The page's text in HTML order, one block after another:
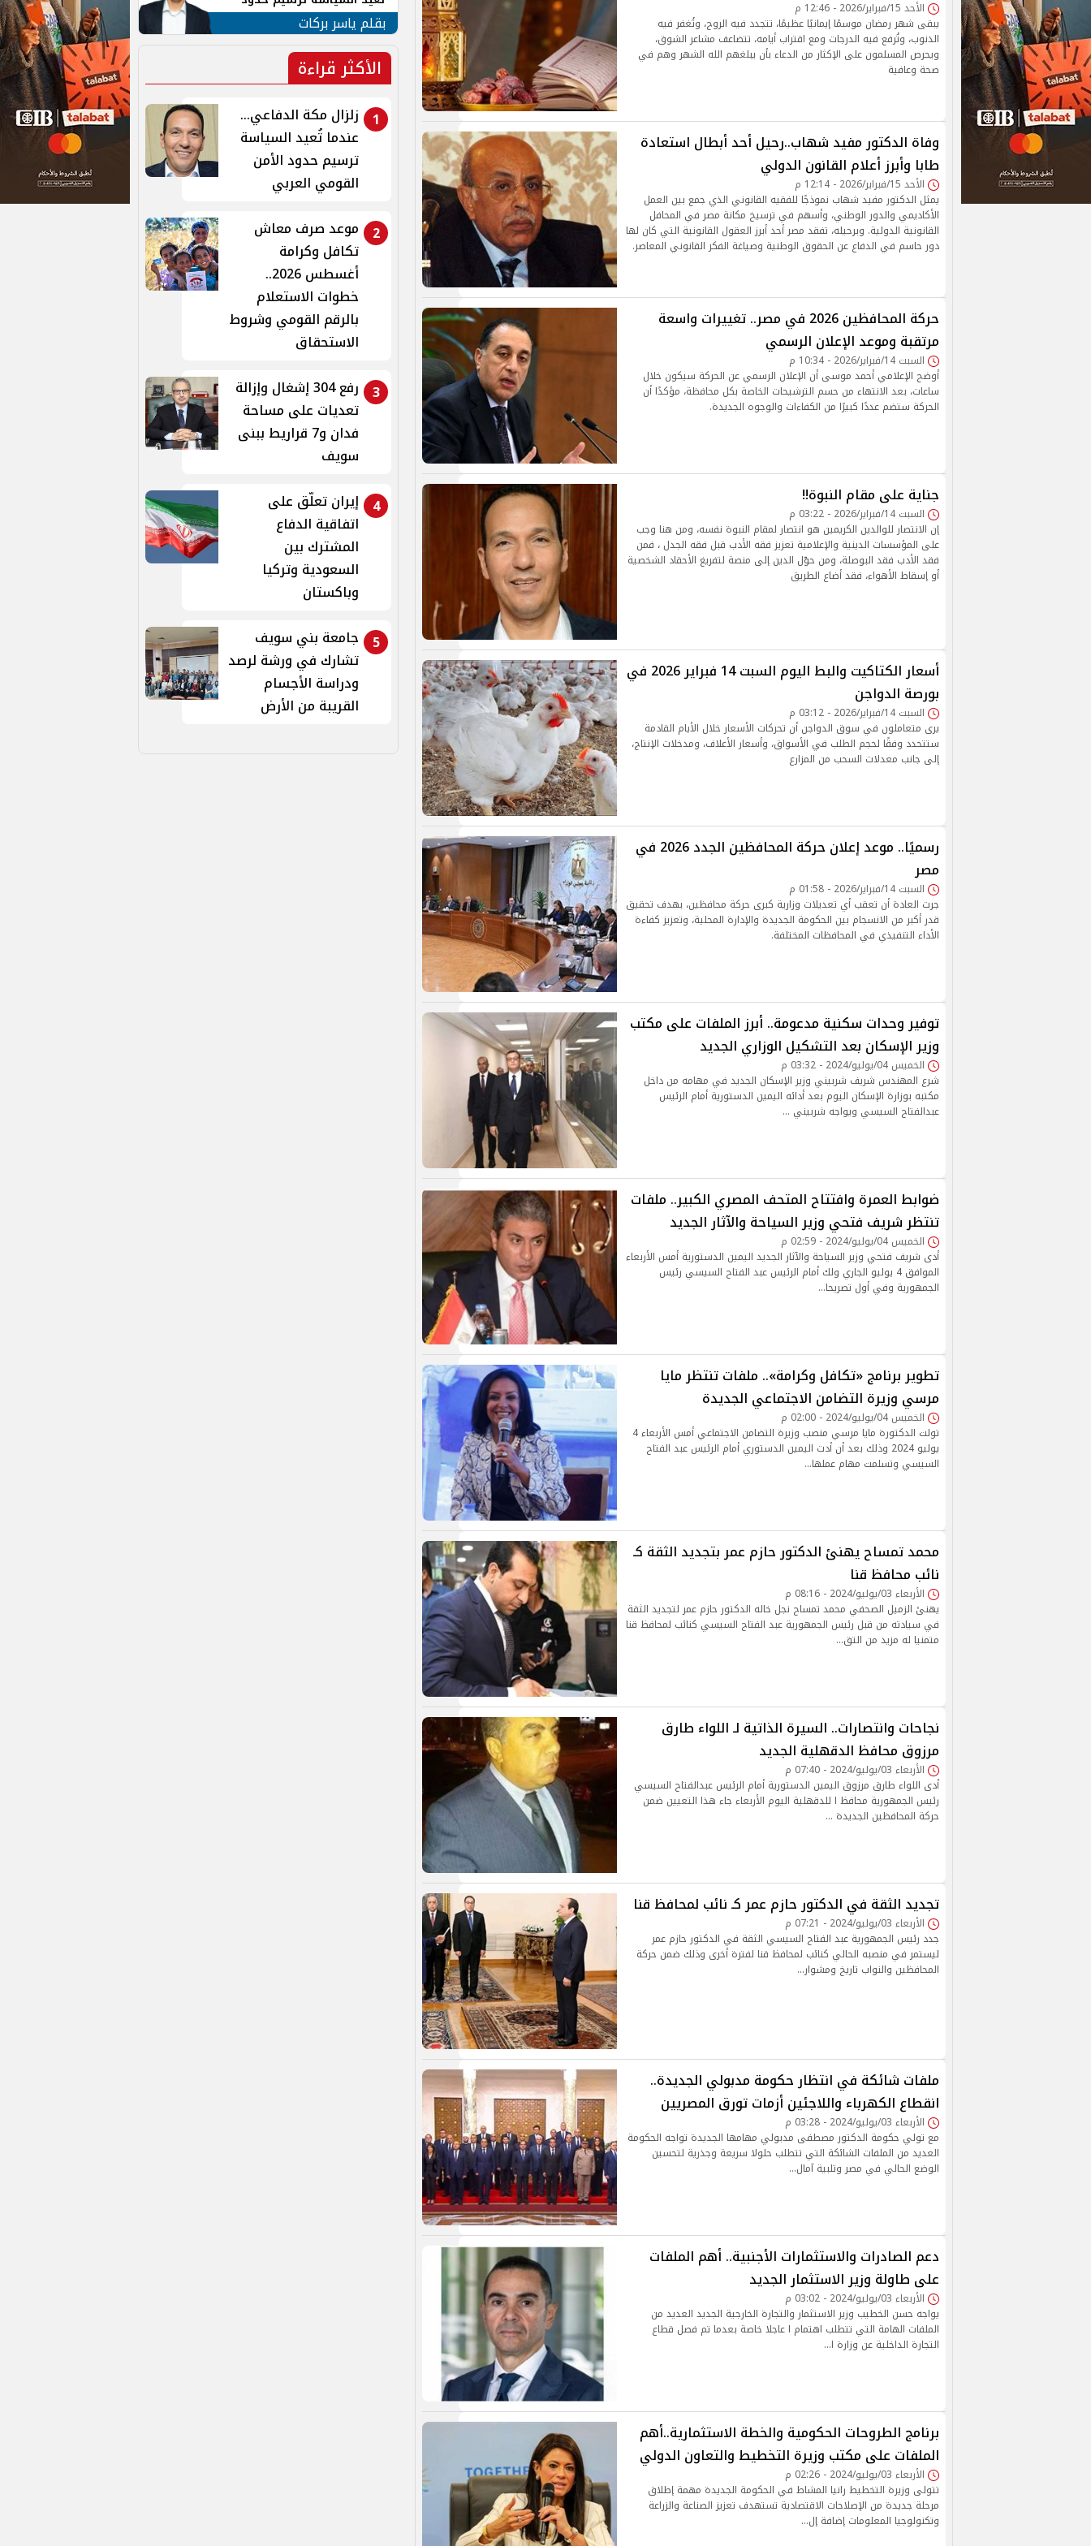
الأحد 15/فبراير/2026 - 12:46 م
يبقى شهر رمضان موسمًا إيمانيًا عظيمًا، تتجدد فيه الروح، وتُغفر فيه
الذنوب، وتُرفع فيه الدرجات ومع اقتراب أيامه، تتضاعف مشاعر الشوق،
ويحرص المسلمون على الإكثار من الدعاء بأن يبلغهم الله الشهر وهم في
صحة وعافية
وفاة الدكتور مفيد شهاب..رحيل أحد أبطال استعادة
طابا وأبرز أعلام القانون الدولي
الأحد 15/فبراير/2026 - 12:14 م
يمثل الدكتور مفيد شهاب نموذجًا للفقيه القانوني الذي جمع بين العمل
الأكاديمي والدور الوطني، وأسهم في ترسيخ مكانة مصر في المحافل
القانونية الدولية. وبرحيله، تفقد مصر أحد أبرز العقول القانونية التي كان لها
دور حاسم في الدفاع عن الحقوق الوطنية وصياغة الفكر القانوني المعاصر.
حركة المحافظين 2026 في مصر.. تغييرات واسعة
مرتقبة وموعد الإعلان الرسمي
السبت 14/فبراير/2026 - 10:34 م
أوضح الإعلامي أحمد موسى أن الإعلان الرسمي عن الحركة سيكون خلال
ساعات، بعد الانتهاء من حسم الترشيحات الخاصة بكل محافظة، مؤكدًا أن
الحركة ستضم عددًا كبيرًا من الكفاءات والوجوه الجديدة.
جناية على مقام النبوة!!
السبت 14/فبراير/2026 - 03:22 م
إن الانتصار للوالدين الكريمين هو انتصار لمقام النبوة نفسه، ومن هنا وجب
على المؤسسات الدينية والإعلامية تعزيز فقه الأدب قبل فقه الجدل ، فمن
فقد الأدب فقد البوصلة، ومن حوّل الدين إلى منصة لتفريغ الأحقاد الشخصية
أو إسقاط الأهواء، فقد أضاع الطريق
أسعار الكتاكيت والبط اليوم السبت 14 فبراير 2026 في
بورصة الدواجن
السبت 14/فبراير/2026 - 03:12 م
يرى متعاملون في سوق الدواجن أن تحركات الأسعار خلال الأيام القادمة
ستتحدد وفقًا لحجم الطلب في الأسواق، وأسعار الأعلاف، ومدخلات الإنتاج،
إلى جانب معدلات السحب من المزارع
رسميًا.. موعد إعلان حركة المحافظين الجدد 2026 في
مصر
السبت 14/فبراير/2026 - 01:58 م
جرت العادة أن تعقب أي تعديلات وزارية كبرى حركة محافظين، بهدف تحقيق
قدر أكبر من الانسجام بين الحكومة الجديدة والإدارة المحلية، وتعزيز كفاءة
الأداء التنفيذي في المحافظات المختلفة.
توفير وحدات سكنية مدعومة.. أبرز الملفات على مكتب
وزير الإسكان بعد التشكيل الوزاري الجديد
الخميس 04/يوليو/2024 - 03:32 م
شرع المهندس شريف شربيني وزير الإسكان الجديد في مهامه من داخل
مكتبه بوزارة الإسكان اليوم بعد أدائه اليمين الدستورية أمام الرئيس
عبدالفتاح السيسي ويواجه شربيني …
ضوابط العمرة وافتتاح المتحف المصري الكبير.. ملفات
تنتظر شريف فتحي وزير السياحة والآثار الجديد
الخميس 04/يوليو/2024 - 02:59 م
أدى شريف فتحي وزير السياحة والآثار الجديد اليمين الدستورية أمس الأربعاء
الموافق 4 يوليو الجاري ولك أمام الرئيس عبد الفتاح السيسي رئيس
الجمهورية وفي أول تصريحا…
تطوير برنامج «تكافل وكرامة».. ملفات تنتظر مايا
مرسي وزيرة التضامن الاجتماعي الجديدة
الخميس 04/يوليو/2024 - 02:00 م
تولت الدكتورة مايا مرسي منصب وزيرة التضامن الاجتماعي أمس الأربعاء 4
يوليو 2024 وذلك بعد أن أدت اليمين الدستوري أمام الرئيس عبد الفتاح
السيسي وتسلمت مهام عملها…
محمد تمساح يهنئ الدكتور حازم عمر بتجديد الثقة كـ
نائب محافظ قنا
الأربعاء 03/يوليو/2024 - 08:16 م
يهنئ الزميل الصحفي محمد تمساح نجل خاله الدكتور حازم عمر لتجديد الثقة
في سيادته من قبل رئيس الجمهورية عبد الفتاح السيسي كنائب لمحافظ قنا
متمنيا له مزيد من التق…
نجاحات وانتصارات.. السيرة الذاتية لـ اللواء طارق
مرزوق محافظ الدقهلية الجديد
الأربعاء 03/يوليو/2024 - 07:40 م
أدى اللواء طارق مرزوق اليمين الدستورية أمام الرئيس عبدالفتاح السيسي
رئيس الجمهورية محافظ ا للدقهلية اليوم الأربعاء جاء هذا التعيين ضمن
حركة المحافظين الجديدة …
تجديد الثقة في الدكتور حازم عمر كـ نائب لمحافظ قنا
الأربعاء 03/يوليو/2024 - 07:21 م
جدد رئيس الجمهورية عبد الفتاح السيسي الثقة في الدكتور حازم عمر
ليستمر في منصبه الحالي كنائب لمحافظ قنا لفترة أخرى وذلك ضمن حركة
المحافظين والنواب تاريخ ومشوار…
ملفات شائكة في انتظار حكومة مدبولي الجديدة..
انقطاع الكهرباء واللاجئين أزمات تورق المصريين
الأربعاء 03/يوليو/2024 - 03:28 م
مع تولي حكومة الدكتور مصطفى مدبولي مهامها الجديدة تواجه الحكومة
العديد من الملفات الشائكة التي تتطلب حلولا سريعة وجذرية لتحسين
الوضع الحالي في مصر وتلبية آمال…
دعم الصادرات والاستثمارات الأجنبية.. أهم الملفات
على طاولة وزير الاستثمار الجديد
الأربعاء 03/يوليو/2024 - 03:02 م
يواجه حسن الخطيب وزير الاستثمار والتجارة الخارجية الجديد العديد من
الملفات الهامة التي تتطلب اهتمام ا عاجلا خاصة بعدما تم فصل قطاع
التجارة الداخلية عن وزارة ا…
برنامج الطروحات الحكومية والخطة الاستثمارية..أهم
الملفات على مكتب وزيرة التخطيط والتعاون الدولي
الأربعاء 03/يوليو/2024 - 02:26 م
تتولى وزيرة التخطيط رانيا المشاط في الحكومة الجديدة مهمة إطلاق
مرحلة جديدة من الإصلاحات الاقتصادية تستهدف تعزيز الصناعة والزراعة
وتكنولوجيا المعلومات إضافة إل…
الأمن القومي العربي
بقلم ياسر بركات
الأكثر قراءة
1
زلزال مكة الدفاعي...
عندما تُعيد السياسة
ترسيم حدود الأمن
القومي العربي
2
موعد صرف معاش
تكافل وكرامة
أغسطس 2026..
خطوات الاستعلام
بالرقم القومي وشروط
الاستحقاق
3
رفع 304 إشغال وإزالة
تعديات على مساحة
فدان و7 قراريط ببنى
سويف
4
إيران تعلّق على
اتفاقية الدفاع
المشترك بين
السعودية وتركيا
وباكستان
5
جامعة بني سويف
تشارك في ورشة لرصد
ودراسة الأجسام
القريبة من الأرض